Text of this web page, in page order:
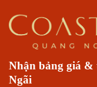
Nhận bảng giá &
Ngãi